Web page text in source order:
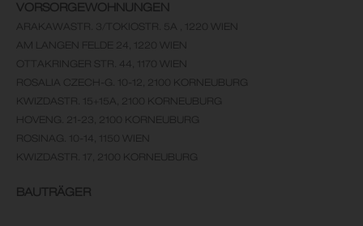
VORSORGEWOHNUNGEN
ARAKAWASTR. 3/TOKIOSTR. 5A , 1220 WIEN
AM LANGEN FELDE 24, 1220 WIEN
OTTAKRINGER STR. 44, 1170 WIEN
ROSALIA CZECH-G. 10-12, 2100 KORNEUBURG
KWIZDASTR. 15+15A, 2100 KORNEUBURG
HOVENG. 21-23, 2100 KORNEUBURG
ROSINAG. 10-14, 1150 WIEN
KWIZDASTR. 17, 2100 KORNEUBURG
BAUTRÄGER